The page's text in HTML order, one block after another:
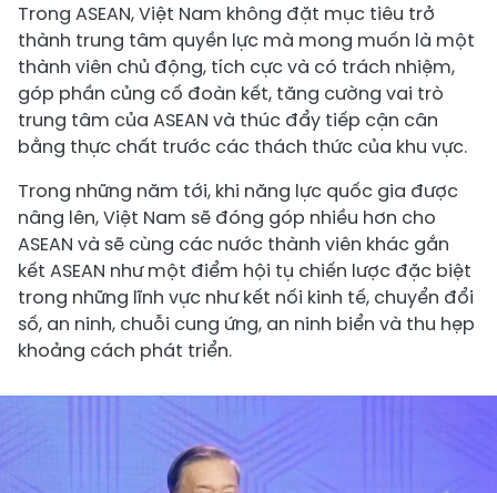
Trong ASEAN, Việt Nam không đặt mục tiêu trở
thành trung tâm quyền lực mà mong muốn là một
thành viên chủ động, tích cực và có trách nhiệm,
góp phần củng cố đoàn kết, tăng cường vai trò
trung tâm của ASEAN và thúc đẩy tiếp cận cân
bằng thực chất trước các thách thức của khu vực.
Trong những năm tới, khi năng lực quốc gia được
nâng lên, Việt Nam sẽ đóng góp nhiều hơn cho
ASEAN và sẽ cùng các nước thành viên khác gắn
kết ASEAN như một điểm hội tụ chiến lược đặc biệt
trong những lĩnh vực như kết nối kinh tế, chuyển đổi
số, an ninh, chuỗi cung ứng, an ninh biển và thu hẹp
khoảng cách phát triển.